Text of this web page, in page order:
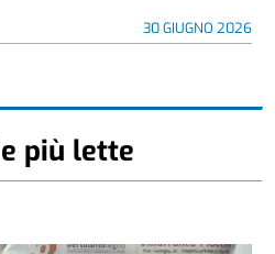
30 GIUGNO 2026
più lette